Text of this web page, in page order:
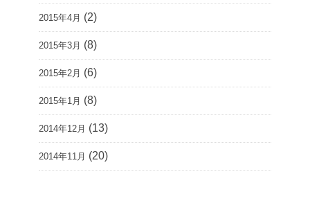
2015年4月 (2)
2015年3月 (8)
2015年2月 (6)
2015年1月 (8)
2014年12月 (13)
2014年11月 (20)